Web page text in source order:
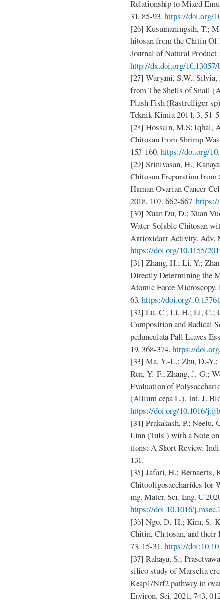
Relationship to Mixed
31, 85-93. https://doi.org/
[26] Kusumaningsih, T.;
hitosan from the Chitin
Journal of Natural
http://dx.doi.org/
[27] Waryani, S.W.;
from The Shells of Snail
Plush Fish (Rastrelliger
Teknik Kimia 2014, 3, 51-
[28] Hossain, M.S; Iqbal,
Chitosan from Shrimp
153-160. https://doi.org/
[29] Srinivasan, H.;
Chitosan Preparation from
Human Ovarian Cancer
2018, 107, 662-667.
[30] Xuan Du, D.; Xuan
Water-Soluble Chitosan
Antioxidant Activity. Adv.
https://doi.org/10.1155/
[31] Zhang, H.; Li, Y.;
Directly Determining the
Atomic Force Microscopy.
63. https://doi.org/
[32] Lu, C.; Li, H.; Li, C.;
Composition and Radical
pedunculata Pall Leaves
19, 368-374. https://
[33] Ma, Y.-L.; Zhu, D.-
Ren, Y.-F.; Zhang, J.-G.;
Evaluation of
(Allium cepa L.). Int. J.
https://doi.org/10.1016/
[34] Prakakash, P.; Neelu,
Linn (Tulsi) with a Note
tions: A Short Review.
131.
[35] Jafari, H.; Bernaerts,
Chitooligosaccharides for
ing. Mater. Sci. Eng. C
https://doi:10.1016/
[36] Ngo, D.-H.; Kim, S.-
Chitin, Chitosan, and their
73, 15-31. https://
[37] Rahayu, S.;
silico study of Marselia
Keap1/Nrf2 pathway in
Environ. Sci. 2021, 743,